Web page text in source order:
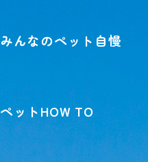
みんなのペット自慢
ペットHOW TO